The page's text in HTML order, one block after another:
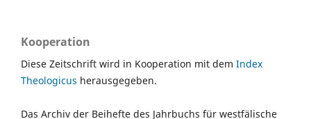
Kooperation
Diese Zeitschrift wird in Kooperation mit dem Index
Theologicus herausgegeben.
Das Archiv der Beihefte des Jahrbuchs für westfälische